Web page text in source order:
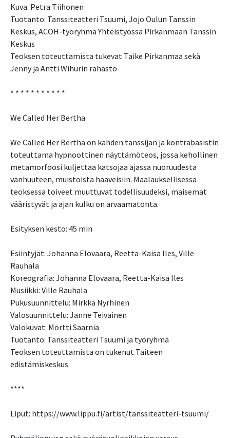
Kuva: Petra Tiihonen
Tuotanto: Tanssiteatteri Tsuumi, Jojo Oulun Tanssin
Keskus, ACOH-työryhmä Yhteistyössä Pirkanmaan Tanssin
Keskus
Teoksen toteuttamista tukevat Taike Pirkanmaa sekä
Jenny ja Antti Wihurin rahasto
* * * * * * * * * * *
We Called Her Bertha
We Called Her Bertha on kahden tanssijan ja kontrabasistin
toteuttama hypnoottinen näyttämöteos, jossa kehollinen
metamorfoosi kuljettaa katsojaa ajassa nuoruudesta
vanhuuteen, muistoista haaveisiin. Maalauksellisessa
teoksessa toiveet muuttuvat todellisuudeksi, maisemat
vääristyvät ja ajan kulku on arvaamatonta.
Esityksen kesto: 45 min
Esiintyjät: Johanna Elovaara, Reetta-Kaisa Iles, Ville
Rauhala
Koreografia: Johanna Elovaara, Reetta-Kaisa Iles
Musiikki: Ville Rauhala
Pukusuunnittelu: Mirkka Nyrhinen
Valosuunnittelu: Janne Teivainen
Valokuvat: Mortti Saarnia
Tuotanto: Tanssiteatteri Tsuumi ja työryhmä
Teoksen toteuttamista on tukenut Taiteen
edistämiskeskus
****
Liput: https://www.lippu.fi/artist/tanssiteatteri-tsuumi/